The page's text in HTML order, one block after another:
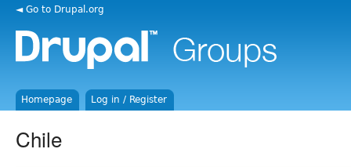
◄ Go to Drupal.org
Homepage Log in / Register
Chile